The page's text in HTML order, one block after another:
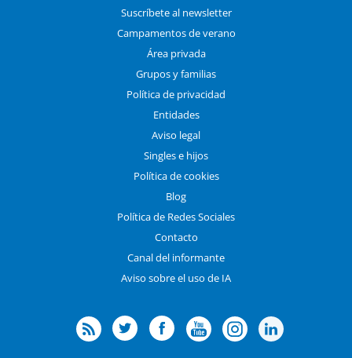
Suscríbete al newsletter
Campamentos de verano
Área privada
Grupos y familias
Política de privacidad
Entidades
Aviso legal
Singles e hijos
Política de cookies
Blog
Política de Redes Sociales
Contacto
Canal del informante
Aviso sobre el uso de IA